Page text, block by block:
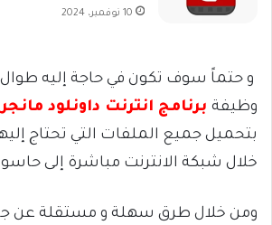
10 نوفمبر، 2024
و حتماً سوف تكون في حاجة إليه طوال
وظيفة برنامج انترنت داونلود مانجر
بتحميل جميع الملفات التي تحتاج
خلال شبكة الانترنت مباشرة إلى
ومن خلال طرق سهلة و مستقلة عن